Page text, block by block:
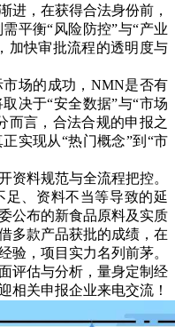
进，在获得合法身份前，
平衡“风险防控”与“产业
加快审批流程的透明度与
场的成功，NMN是否有
决于“安全数据”与“市场
而言，合法合规的申报之
实现从“热门概念”到“市
料规范与全流程把控。
、资料不当等导致的延
公布的新食品原料及实质
多款产品获批的成绩，在
验，项目实力名列前茅。
评估与分析，量身定制经
相关申报企业来电交流！